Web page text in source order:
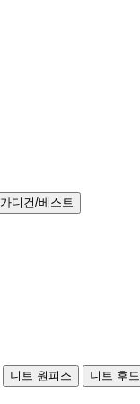
가디건/베스트
니트 원피스 니트 후